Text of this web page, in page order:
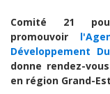
Comité 21
promouvoir
Développement
donne rendez-
en région Grand-